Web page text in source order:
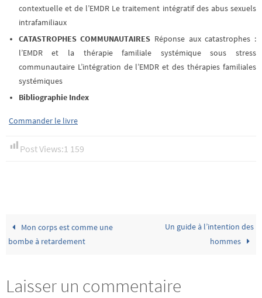
contextuelle et de l’EMDR Le traitement intégratif des abus sexuels
intrafamiliaux
CATASTROPHES COMMUNAUTAIRES Réponse aux catastrophes :
l’EMDR et la thérapie familiale systémique sous stress
communautaire L’intégration de l’EMDR et des thérapies familiales
systémiques
Bibliographie Index
Commander le livre
Post Views:1 159
Mon corps est comme une
bombe à retardement
Un guide à l’intention des
hommes
Laisser un commentaire